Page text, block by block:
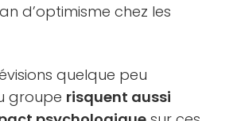
d’optimisme chez les
quelque peu
groupe risquent aussi